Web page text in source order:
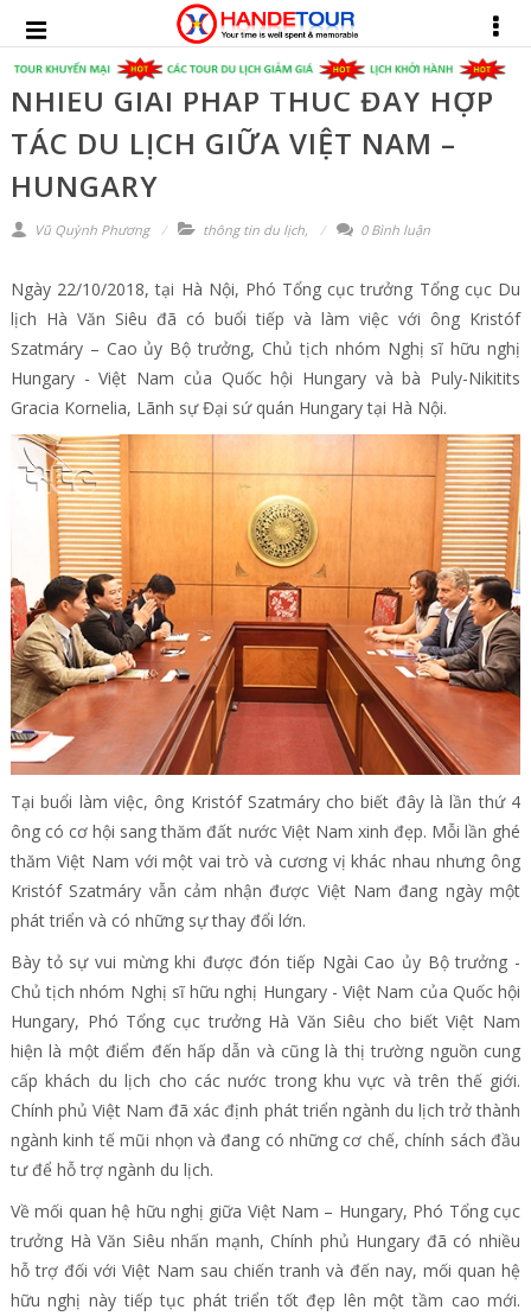
NHIỀU GIẢI PHÁP THÚC ĐẨY HỢP
TÁC DU LỊCH GIỮA VIỆT NAM –
HUNGARY
Vũ Quỳnh Phương thông tin du lịch, 0 Bình luận
Ngày 22/10/2018, tại Hà Nội, Phó Tổng cục trưởng Tổng cục Du
lịch Hà Văn Siêu đã có buổi tiếp và làm việc với ông Kristóf
Szatmáry – Cao ủy Bộ trưởng, Chủ tịch nhóm Nghị sĩ hữu nghị
Hungary - Việt Nam của Quốc hội Hungary và bà Puly-Nikitits
Gracia Kornelia, Lãnh sự Đại sứ quán Hungary tại Hà Nội.
Tại buổi làm việc, ông Kristóf Szatmáry cho biết đây là lần thứ 4
ông có cơ hội sang thăm đất nước Việt Nam xinh đẹp. Mỗi lần ghé
thăm Việt Nam với một vai trò và cương vị khác nhau nhưng ông
Kristóf Szatmáry vẫn cảm nhận được Việt Nam đang ngày một
phát triển và có những sự thay đổi lớn.
Bày tỏ sự vui mừng khi được đón tiếp Ngài Cao ủy Bộ trưởng -
Chủ tịch nhóm Nghị sĩ hữu nghị Hungary - Việt Nam của Quốc hội
Hungary, Phó Tổng cục trưởng Hà Văn Siêu cho biết Việt Nam
hiện là một điểm đến hấp dẫn và cũng là thị trường nguồn cung
cấp khách du lịch cho các nước trong khu vực và trên thế giới.
Chính phủ Việt Nam đã xác định phát triển ngành du lịch trở thành
ngành kinh tế mũi nhọn và đang có những cơ chế, chính sách đầu
tư để hỗ trợ ngành du lịch.
Về mối quan hệ hữu nghị giữa Việt Nam – Hungary, Phó Tổng cục
trưởng Hà Văn Siêu nhấn mạnh, Chính phủ Hungary đã có nhiều
hỗ trợ đối với Việt Nam sau chiến tranh và đến nay, mối quan hệ
hữu nghị này tiếp tục phát triển tốt đẹp lên một tầm cao mới.